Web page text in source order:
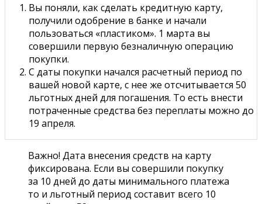
Вы поняли, как сделать кредитную карту,
получили одобрение в банке и начали
пользоваться «пластиком». 1 марта вы
совершили первую безналичную операцию
покупки.
С даты покупки начался расчетный период по
вашей новой карте, с нее же отсчитывается 50
льготных дней для погашения. То есть внести
потраченные средства без переплаты можно до
19 апреля.
Важно! Дата внесения средств на карту
фиксирована. Если вы совершили покупку
за 10 дней до даты минимального платежа
то и льготный период составит всего 10